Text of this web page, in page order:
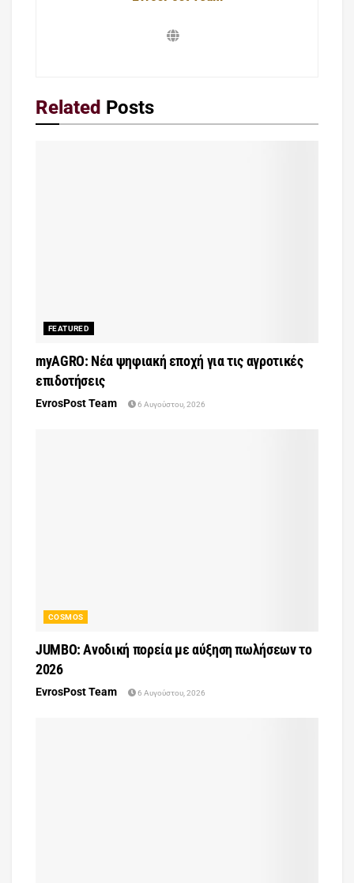
Related Posts
FEATURED
myAGRO: Νέα ψηφιακή εποχή για τις αγροτικές
επιδοτήσεις
EvrosPost Team 6 Αυγούστου, 2026
COSMOS
JUMBO: Ανοδική πορεία με αύξηση πωλήσεων το
2026
EvrosPost Team 6 Αυγούστου, 2026